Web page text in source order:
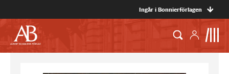
Ingår i Bonnierförlagen